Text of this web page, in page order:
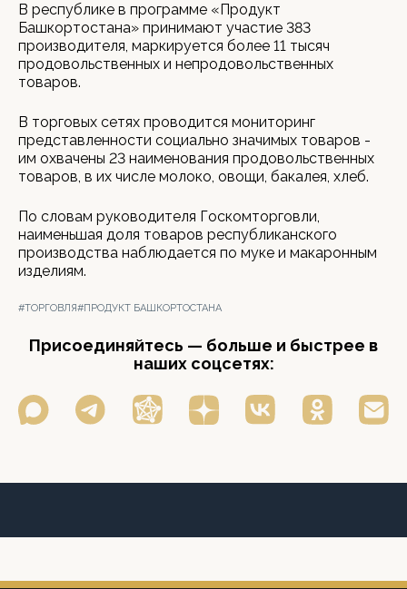
В республике в программе «Продукт
Башкортостана» принимают участие 383
производителя, маркируется более 11 тысяч
продовольственных и непродовольственных
товаров.
В торговых сетях проводится мониторинг
представленности социально значимых товаров -
им охвачены 23 наименования продовольственных
товаров, в их числе молоко, овощи, бакалея, хлеб.
По словам руководителя Госкомторговли,
наименьшая доля товаров республиканского
производства наблюдается по муке и макаронным
изделиям.
#ТОРГОВЛЯ#ПРОДУКТ БАШКОРТОСТАНА
Присоединяйтесь — больше и быстрее в
наших соцсетях: